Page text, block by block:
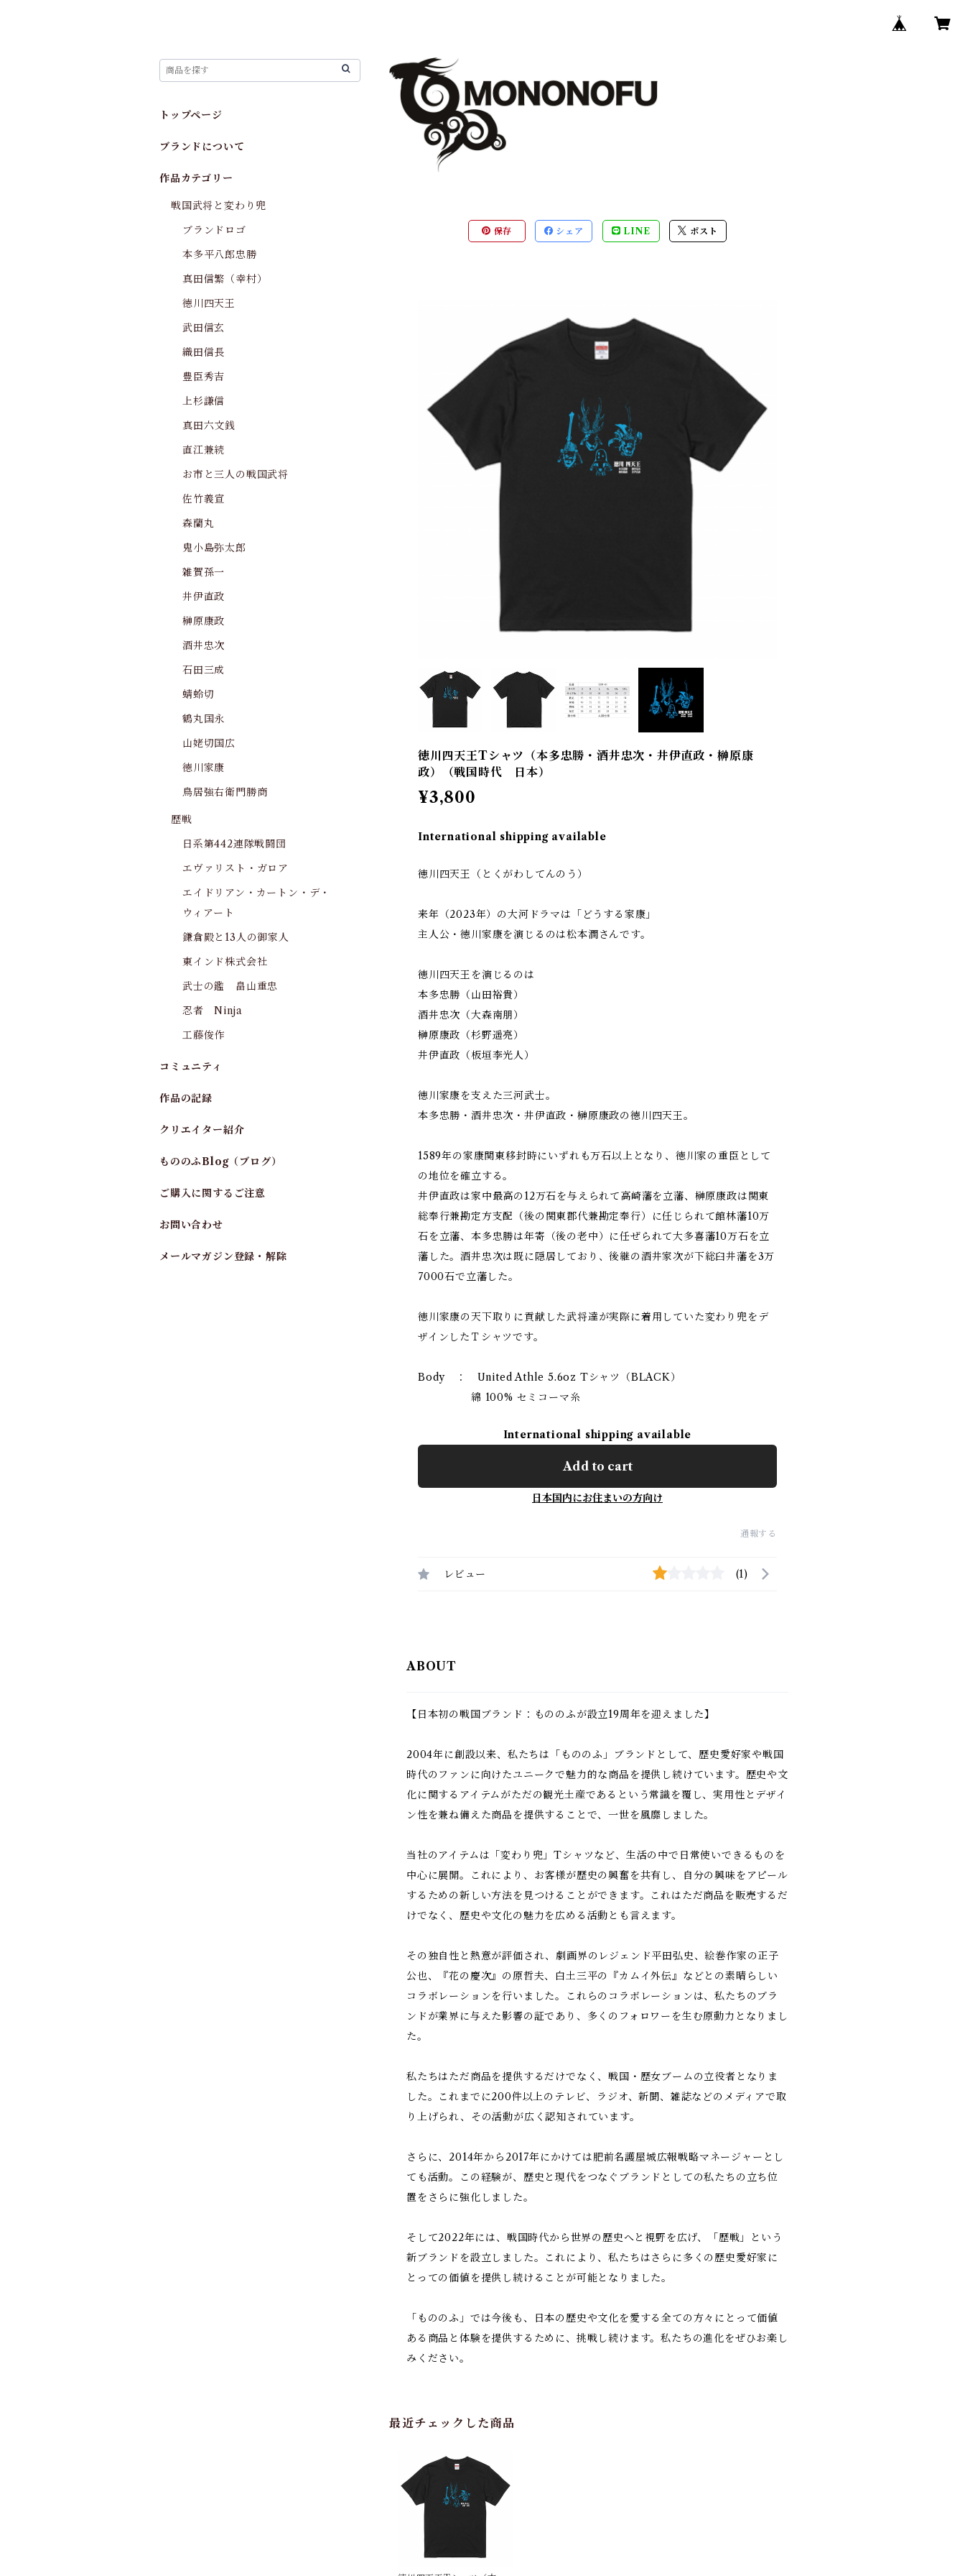
保存 シェア LINE ポスト
徳川四天王Tシャツ（本多忠勝・酒井忠次・井伊直政・榊原康
政）（戦国時代 日本）
¥3,800
International shipping available
徳川四天王（とくがわしてんのう）
来年（2023年）の大河ドラマは「どうする家康」
主人公・徳川家康を演じるのは松本潤さんです。
徳川四天王を演じるのは
本多忠勝（山田裕貴）
酒井忠次（大森南朋）
榊原康政（杉野遥亮）
井伊直政（板垣李光人）
徳川家康を支えた三河武士。
本多忠勝・酒井忠次・井伊直政・榊原康政の徳川四天王。
1589年の家康関東移封時にいずれも万石以上となり、徳川家の重臣として
の地位を確立する。
井伊直政は家中最高の12万石を与えられて高崎藩を立藩、榊原康政は関東
総奉行兼勘定方支配（後の関東郡代兼勘定奉行）に任じられて館林藩10万
石を立藩、本多忠勝は年寄（後の老中）に任ぜられて大多喜藩10万石を立
藩した。酒井忠次は既に隠居しており、後継の酒井家次が下総臼井藩を3万
7000石で立藩した。
徳川家康の天下取りに貢献した武将達が実際に着用していた変わり兜をデ
ザインしたＴシャツです。
Body ： United Athle 5.6oz Tシャツ（BLACK）
綿 100% セミコーマ糸
International shipping available
Add to cart
日本国内にお住まいの方向け
通報する
レビュー (1)
ABOUT
【日本初の戦国ブランド：もののふが設立19周年を迎えました】
2004年に創設以来、私たちは「もののふ」ブランドとして、歴史愛好家や戦国
時代のファンに向けたユニークで魅力的な商品を提供し続けています。歴史や文
化に関するアイテムがただの観光土産であるという常識を覆し、実用性とデザイ
ン性を兼ね備えた商品を提供することで、一世を風靡しました。
当社のアイテムは「変わり兜」Tシャツなど、生活の中で日常使いできるものを
中心に展開。これにより、お客様が歴史の興奮を共有し、自分の興味をアピール
するための新しい方法を見つけることができます。これはただ商品を販売するだ
けでなく、歴史や文化の魅力を広める活動とも言えます。
その独自性と熱意が評価され、劇画界のレジェンド平田弘史、絵巻作家の正子
公也、『花の慶次』の原哲夫、白土三平の『カムイ外伝』などとの素晴らしい
コラボレーションを行いました。これらのコラボレーションは、私たちのブラ
ンドが業界に与えた影響の証であり、多くのフォロワーを生む原動力となりまし
た。
私たちはただ商品を提供するだけでなく、戦国・歴女ブームの立役者となりま
した。これまでに200件以上のテレビ、ラジオ、新聞、雑誌などのメディアで取
り上げられ、その活動が広く認知されています。
さらに、2014年から2017年にかけては肥前名護屋城広報戦略マネージャーとし
ても活動。この経験が、歴史と現代をつなぐブランドとしての私たちの立ち位
置をさらに強化しました。
そして2022年には、戦国時代から世界の歴史へと視野を広げ、「歴戦」という
新ブランドを設立しました。これにより、私たちはさらに多くの歴史愛好家に
とっての価値を提供し続けることが可能となりました。
「もののふ」では今後も、日本の歴史や文化を愛する全ての方々にとって価値
ある商品と体験を提供するために、挑戦し続けます。私たちの進化をぜひお楽し
みください。
最近チェックした商品
トップページ
ブランドについて
作品カテゴリー
戦国武将と変わり兜
ブランドロゴ
本多平八郎忠勝
真田信繁（幸村）
徳川四天王
武田信玄
織田信長
豊臣秀吉
上杉謙信
真田六文銭
直江兼続
お市と三人の戦国武将
佐竹義宣
森蘭丸
鬼小島弥太郎
雑賀孫一
井伊直政
榊原康政
酒井忠次
石田三成
蜻蛉切
鶴丸国永
山姥切国広
徳川家康
鳥居強右衛門勝商
歴戦
日系第442連隊戦闘団
エヴァリスト・ガロア
エイドリアン・カートン・デ・
ウィアート
鎌倉殿と13人の御家人
東インド株式会社
武士の鑑 畠山重忠
忍者 Ninja
工藤俊作
コミュニティ
作品の記録
クリエイター紹介
もののふBlog（ブログ）
ご購入に関するご注意
お問い合わせ
メールマガジン登録・解除